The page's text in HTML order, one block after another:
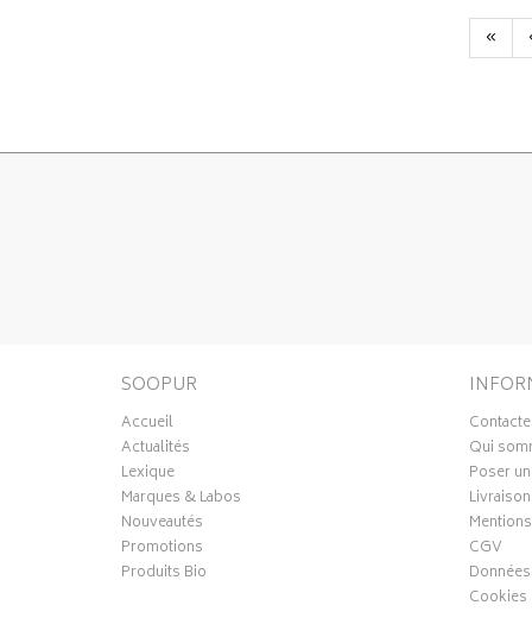
«
SOOPUR
Accueil
Actualités
Lexique
Marques & Labos
Nouveautés
Promotions
Produits Bio
Qui
Poser
Livraison
CGV
Cookies